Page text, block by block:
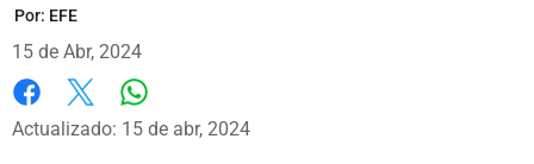
Por: EFE
15 de Abr, 2024
Facebook
X
Actualizado: 15 de abr, 2024